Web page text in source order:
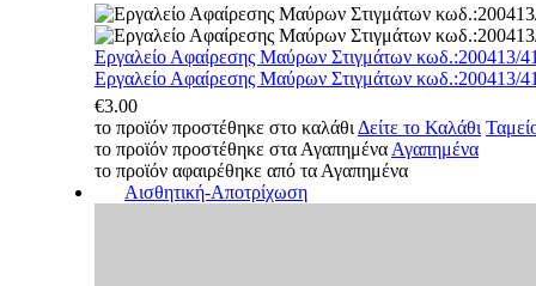
Εργαλείο Αφαίρεσης Μαύρων Στιγμάτων κωδ.:200413/
Εργαλείο Αφαίρεσης Μαύρων Στιγμάτων κωδ.:200413/
€3.00
το προϊόν προστέθηκε στο καλάθι Δείτε το Καλάθι
το προϊόν προστέθηκε στα Αγαπημένα Αγαπημένα
το προϊόν αφαιρέθηκε από τα Αγαπημένα
Αισθητική-Αποτρίχωση